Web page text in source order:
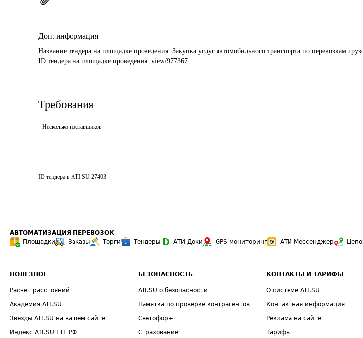
Доп. информация
Название тендера на площадке проведения: Закупка услуг автомобильного транспорта по перевозкам
ID тендера на площадке проведения: view/977367
Требования
Несколько поставщиков
ID тендера в ATI.SU 27403
АВТОМАТИЗАЦИЯ ПЕРЕВОЗОК
Площадки
Заказы Торги Тендеры АТИ-Доки GPS-мониторинг АТИ Мессенджер
ПОЛЕЗНОЕ
Расчет расстояний
Академия ATI.SU
Звезды ATI.SU на вашем сайте
Индекс ATI.SU FTL РФ
БЕЗОПАСНОСТЬ
ATI.SU о безопасности
Памятка по проверке контрагентов
Светофор+
Страхование
КОНТАКТЫ И ТАРИФЫ
О системе ATI.SU
Контактная информация
Реклама на сайте
Тарифы